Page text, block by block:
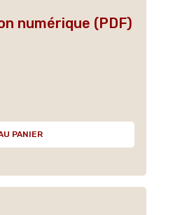
numérique (PDF)
PANIER